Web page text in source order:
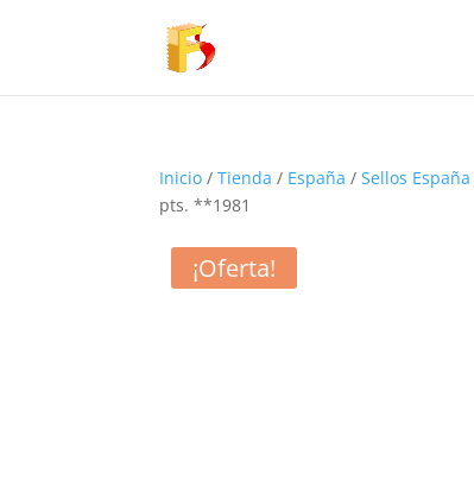
Inicio /Tienda / España /Sellos España
pts. **1981
¡Oferta!